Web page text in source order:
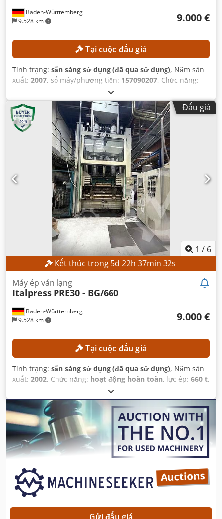
Baden-Württemberg
9.528 km
9.000 €
Tại cuộc đấu giá
Tình trạng: sẵn sàng sử dụng (đã qua sử dụng), Năm sản
xuất: 2007, số máy/phương tiện: 157090207, Chức năng:
, lực ép:180 t
325 mm,
Đấu giá
1 / 6
Kết thúc trong 5d 22h 37min 31s
Baden-Württemberg
9.528 km
Máy ép ván lạng
Italpress PRE30 - BG/660
9.000 €
Tại cuộc đấu giá
Tình trạng: sẵn sàng sử dụng (đã qua sử dụng), Năm sản
xuất: 2002, Chức năng: hoạt động hoàn toàn, lực ép: 660 t,
28.000 kg
(42,15 mã lực), chiều dài tấm:1.900 mm, chiều rộng tấm:
1.600 mm,
Gửi đấu giá